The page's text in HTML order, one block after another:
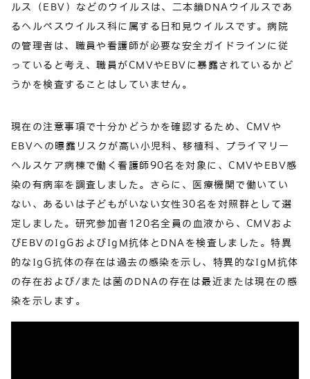
ルス（EBV）などのウイルスは、二本鎖DNAウイルスであ
るヘルペスウイルス科に属する日和見ウイルスです。病院
の管理者は、職員や看護師が必要な安全ガイドラインに従
っていると考え、職員がCMVやEBVに暴露されているかど
うかを検査することはしていません。
現在の注意事項で十分かどうかを確認するため、CMVや
EBVへの曝露リスクが高い小児科、移植科、プライマリー
ヘルスケア病棟で働く看護師90名を対象に、CMVやEBV感
染の有病率を調査しました。さらに、医療機関で働いてい
ない、あるいは子どもがいない女性30名を対照群として選
定しました。研究参加者120名全員の血液から、CMVおよ
びEBVのIgGおよびIgM抗体とDNAを検査しました。特異
的なIgG抗体の存在は過去の感染を示し、特異的なIgM抗体
の存在および/または菌のDNAの存在は最近または現在の感
染を示します。